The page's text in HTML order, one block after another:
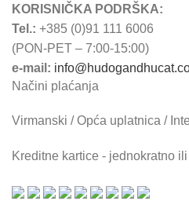
KORISNIČKA PODRŠKA:
Tel.: +385 (0)91 111 6006
(PON-PET – 7:00-15:00)
e-mail:
Načini plaćanja
Virmanski / Opća uplatnica /
Kreditne kartice - jednokratno